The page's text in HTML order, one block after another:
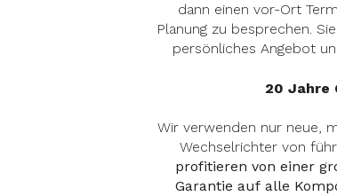
dann einen vor-Ort
Planung zu besprechen.
persönliches Angebot
20 Jahre
Wir verwenden nur neue,
Wechselrichter von
profitieren von einer
Garantie auf alle